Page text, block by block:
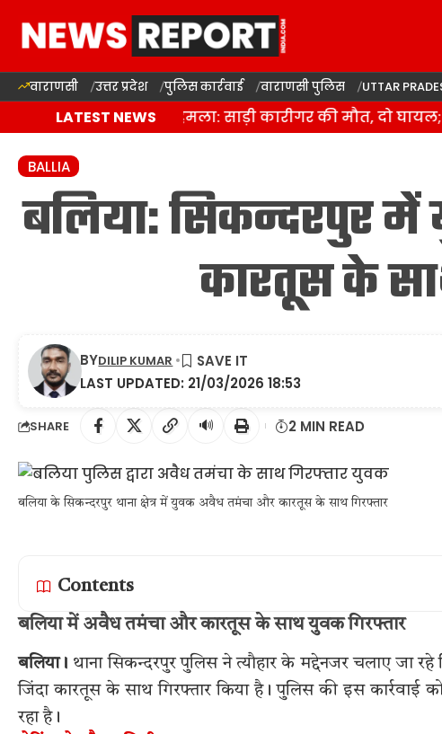
वाराणसी उत्तर प्रदेश पुलिस कार्रवाई वाराणसी पुलिस UTTAR
LATEST NEWS
वाराणसी में जानलेवा हमला: साड़ी कारीगर की मौत, दो घायल;
BALLIA
बलिया: सिकन्दरपुर
कारतूस के
LAST UPDATED: 21/03/2026 18:53
BYDILIP KUMAR
SHARE 🔊 2 MIN READ
बलिया के सिकन्दरपुर थाना क्षेत्र में युवक अवैध तमंचा और कारतूस के साथ गिरफ्तार
Contents
बलिया में अवैध तमंचा और कारतूस के साथ युवक गिरफ्तार
बलिया। थाना सिकन्दरपुर पुलिस ने त्यौहार के मद्देनजर चलाए
जिंदा कारतूस के साथ गिरफ्तार किया है। पुलिस की इस कार्रवाई
रहा है।